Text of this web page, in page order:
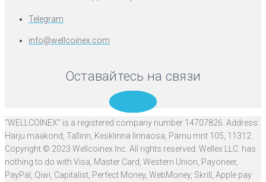
Telegram
info@wellcoinex.com
Оставайтесь на связи
“WELLCOINEX” is a registered company number 14707826. Address:
Harju maakond, Tallinn, Kesklinna linnaosa, Pärnu mnt 105, 11312.
Copyright © 2023 Wellcoinex Inc. All rights reserved. Wellex LLC. has
nothing to do with Visa, Master Card, Western Union, Payoneer,
PayPal, Qiwi, Capitalist, Perfect Money, WebMoney, Skrill, Apple pay